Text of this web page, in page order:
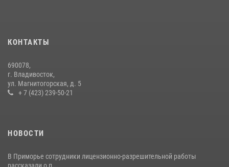
08 июля 2026, 07:52
действия постояльца гостиницы
16 июля 2026, 01:13
КОНТАКТЫ
690078,
г. Владивосток,
ул. Магнитогорская, д. 5
+ 7 (423) 239-50-21
НОВОСТИ
В Приморье сотрудники лицензионно-разрешительной работы